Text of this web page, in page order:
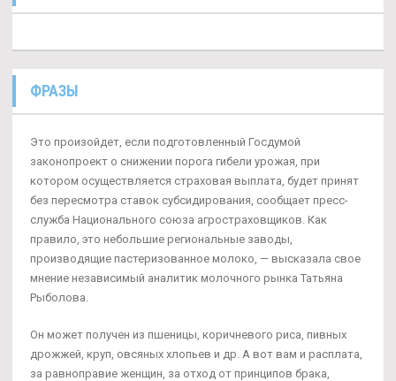
ФРАЗЫ
Это произойдет, если подготовленный Госдумой
законопроект о снижении порога гибели урожая, при
котором осуществляется страховая выплата, будет принят
без пересмотра ставок субсидирования, сообщает пресс-
служба Национального союза агростраховщиков. Как
правило, это небольшие региональные заводы,
производящие пастеризованное молоко, — высказала свое
мнение независимый аналитик молочного рынка Татьяна
Рыболова.
Он может получен из пшеницы, коричневого риса, пивных
дрожжей, круп, овсяных хлопьев и др. А вот вам и расплата,
за равноправие женщин, за отход от принципов брака,